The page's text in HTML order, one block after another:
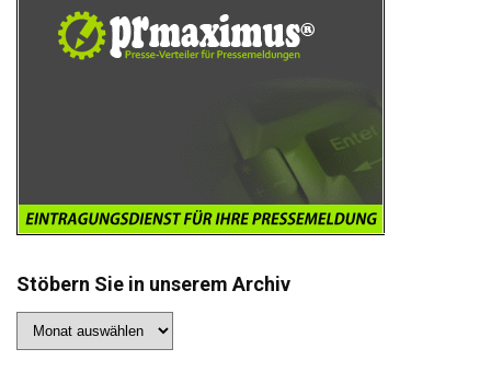
Stöbern Sie in unserem Archiv
Sie